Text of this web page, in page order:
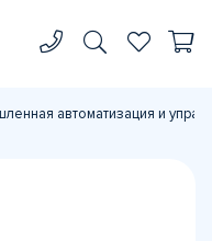
автоматизация и